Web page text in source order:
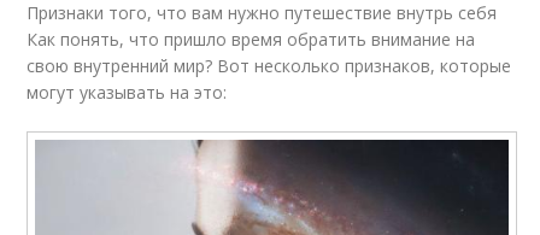
Признаки того, что вам нужно путешествие внутрь себя
Как понять, что пришло время обратить внимание на
свою внутренний мир? Вот несколько признаков, которые
могут указывать на это: